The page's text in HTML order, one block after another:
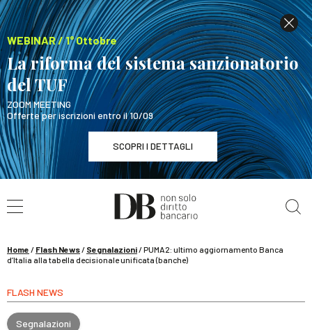
WEBINAR / 1° Ottobre
La riforma del sistema sanzionatorio
del TUF
ZOOM MEETING
Offerte per iscrizioni entro il 10/09
SCOPRI I DETTAGLI
WEBINAR / 1° Ottobre
La riforma del sistema sanzionatorio del TUF
Home / Flash News/ Segnalazioni/PUMA2: ultimo aggiornamento Banca
d’Italia alla tabella decisionale unificata (banche)
FLASH NEWS
Segnalazioni